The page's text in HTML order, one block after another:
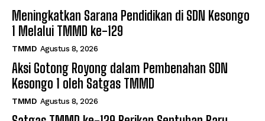
Meningkatkan Sarana Pendidikan di SDN Kesongo
1 Melalui TMMD ke-129
TMMD Agustus 8, 2026
Aksi Gotong Royong dalam Pembenahan SDN
Kesongo 1 oleh Satgas TMMD
TMMD Agustus 8, 2026